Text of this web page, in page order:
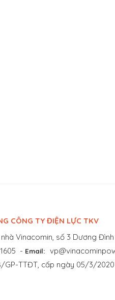
CÔNG TY ĐIỆN LỰC TKV
Vinacomin, số 3 Dương
- Email:
GP-TTĐT, cấp ngày 05/3/2020